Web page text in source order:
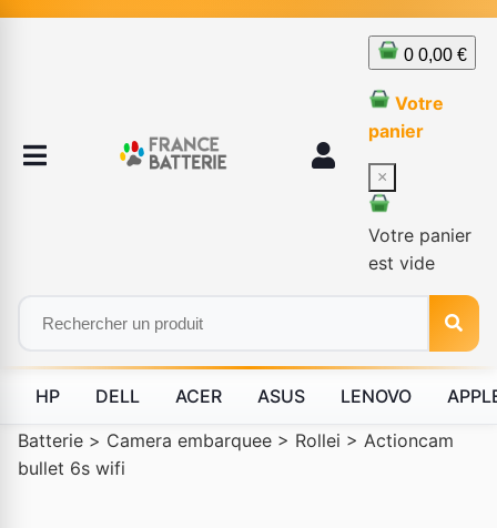
0 0,00 €
Votre
panier
×
Votre panier
est vide
HP DELL ACER ASUS LENOVO
Batterie > Camera embarquee > Rollei > Actioncam
bullet 6s wifi